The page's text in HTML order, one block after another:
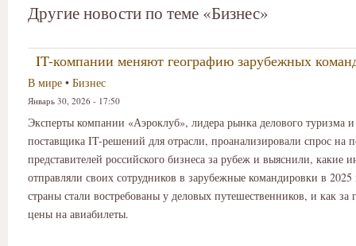
Другие новости по теме «Бизнес»
IT-компании меняют географию зарубежных
В мире • Бизнес
Январь 30, 2026 - 17:50
Эксперты компании «Аэроклуб», лидера рынка делового туризма
поставщика IT-решений для отрасли, проанализировали спрос на
представителей российского бизнеса за рубеж и выяснили, какие
отправляли своих сотрудников в зарубежные командировки в 2025
страны стали востребованы у деловых путешественников, и как за
цены на авиабилеты.